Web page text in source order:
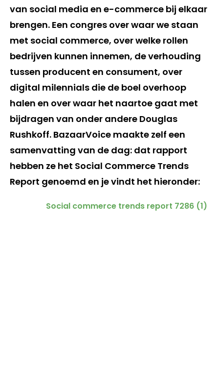
van social media en e-commerce bij elkaar
brengen. Een congres over waar we staan
met social commerce, over welke rollen
bedrijven kunnen innemen, de verhouding
tussen producent en consument, over
digital milennials die de boel overhoop
halen en over waar het naartoe gaat met
bijdragen van onder andere Douglas
Rushkoff. BazaarVoice maakte zelf een
samenvatting van de dag: dat rapport
hebben ze het Social Commerce Trends
Report genoemd en je vindt het hieronder:
Social commerce trends report 7286 (1)